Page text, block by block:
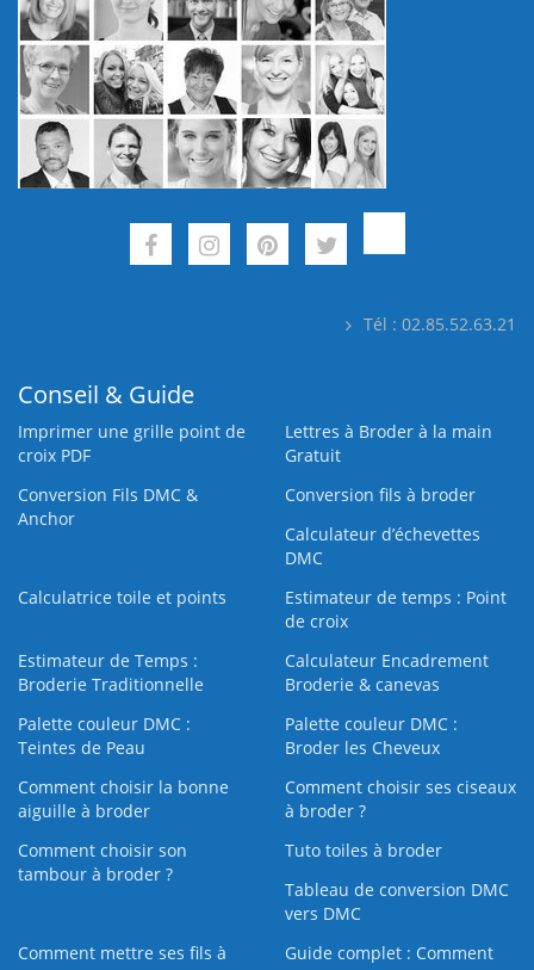
Tél : 02.85.52.63.21
Conseil & Guide
Imprimer une grille point de
croix PDF
Lettres à Broder à la main
Gratuit
Conversion Fils DMC &
Anchor
Conversion fils à broder
Calculateur d’échevettes
DMC
Calculatrice toile et points
Estimateur de temps : Point
de croix
Estimateur de Temps :
Broderie Traditionnelle
Calculateur Encadrement
Broderie & canevas
Palette couleur DMC :
Teintes de Peau
Palette couleur DMC :
Broder les Cheveux
Comment choisir la bonne
aiguille à broder
Comment choisir ses ciseaux
à broder ?
Comment choisir son
tambour à broder ?
Tuto toiles à broder
Tableau de conversion DMC
vers DMC
Comment mettre ses fils à
Guide complet : Comment